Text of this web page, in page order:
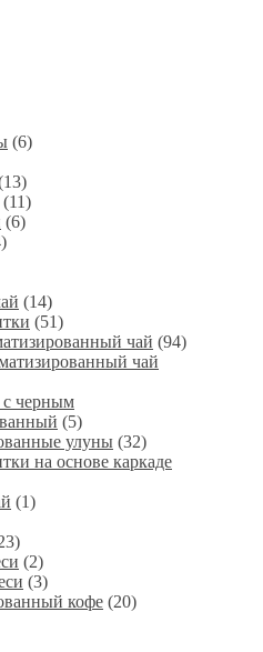
(6)
(11)
(6)
(14)
(51)
чай (94)
чай
с черным
(5)
улуны (32)
на основе каркаде
(1)
(2)
(3)
кофе (20)